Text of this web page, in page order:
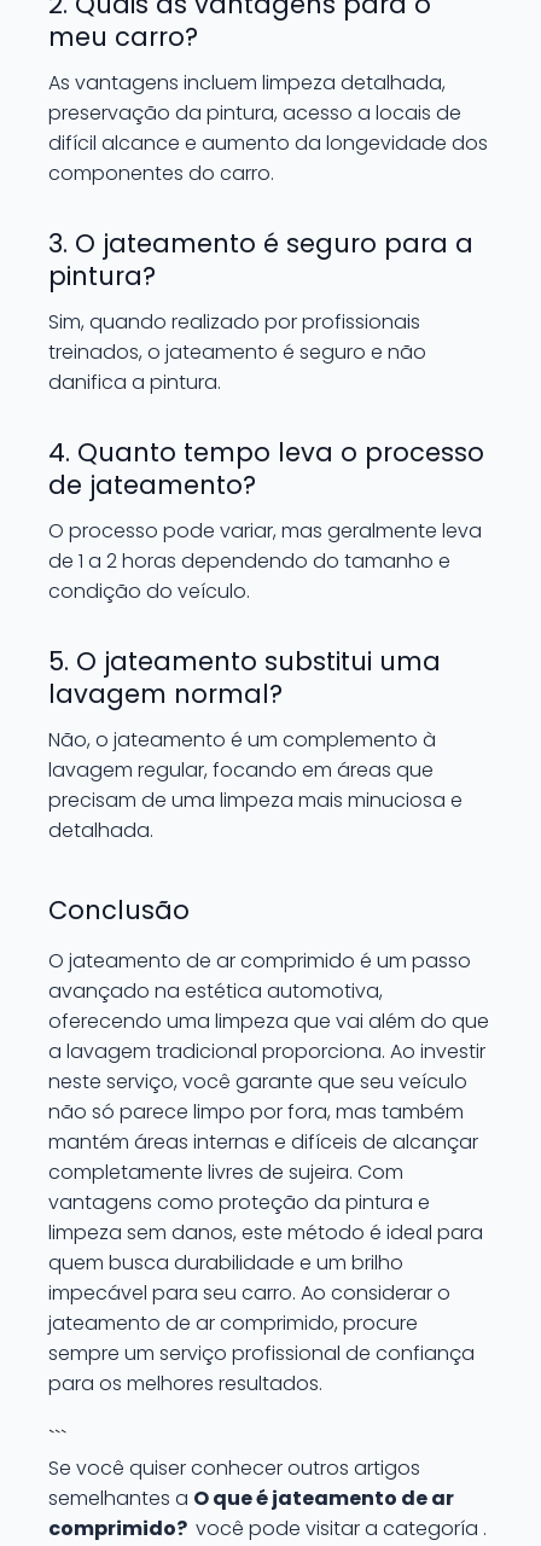
meu carro?
As vantagens incluem limpeza detalhada,
preservação da pintura, acesso a locais de
difícil alcance e aumento da longevidade dos
componentes do carro.
3. O jateamento é seguro para a
pintura?
Sim, quando realizado por profissionais
treinados, o jateamento é seguro e não
danifica a pintura.
4. Quanto tempo leva o processo
de jateamento?
O processo pode variar, mas geralmente leva
de 1 a 2 horas dependendo do tamanho e
condição do veículo.
5. O jateamento substitui uma
lavagem normal?
Não, o jateamento é um complemento à
lavagem regular, focando em áreas que
precisam de uma limpeza mais minuciosa e
detalhada.
Conclusão
O jateamento de ar comprimido é um passo
avançado na estética automotiva,
oferecendo uma limpeza que vai além do que
a lavagem tradicional proporciona. Ao investir
neste serviço, você garante que seu veículo
não só parece limpo por fora, mas também
mantém áreas internas e difíceis de alcançar
completamente livres de sujeira. Com
vantagens como proteção da pintura e
limpeza sem danos, este método é ideal para
quem busca durabilidade e um brilho
impecável para seu carro. Ao considerar o
jateamento de ar comprimido, procure
sempre um serviço profissional de confiança
para os melhores resultados.
```
Se você quiser conhecer outros artigos
semelhantes a O que é jateamento de ar
comprimido? você pode visitar a categoría .